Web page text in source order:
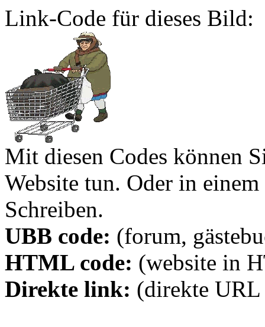
Link-Code für dieses Bild:
Mit diesen Codes können
Website tun. Oder in
Schreiben.
UBB code: (forum,
HTML code: (website in
Direkte link: (direkte